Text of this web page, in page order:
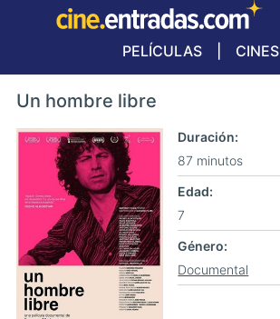
PELÍCULAS CINES
Un hombre libre
Duración
87 minutos
Edad
7
Género
Documental